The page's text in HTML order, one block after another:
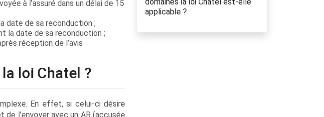
à l’assuré dans un délai de 15
date de sa reconduction ;
la date de sa reconduction ;
réception de l’avis
loi Chatel ?
En effet, si celui-ci désire
l’envoyer avec un AR (accusée
applicable ?